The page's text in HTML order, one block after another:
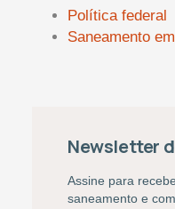
Política federal
Saneamento
Newsletter
Assine para
saneamento e